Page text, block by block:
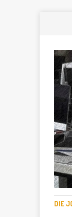
DIE